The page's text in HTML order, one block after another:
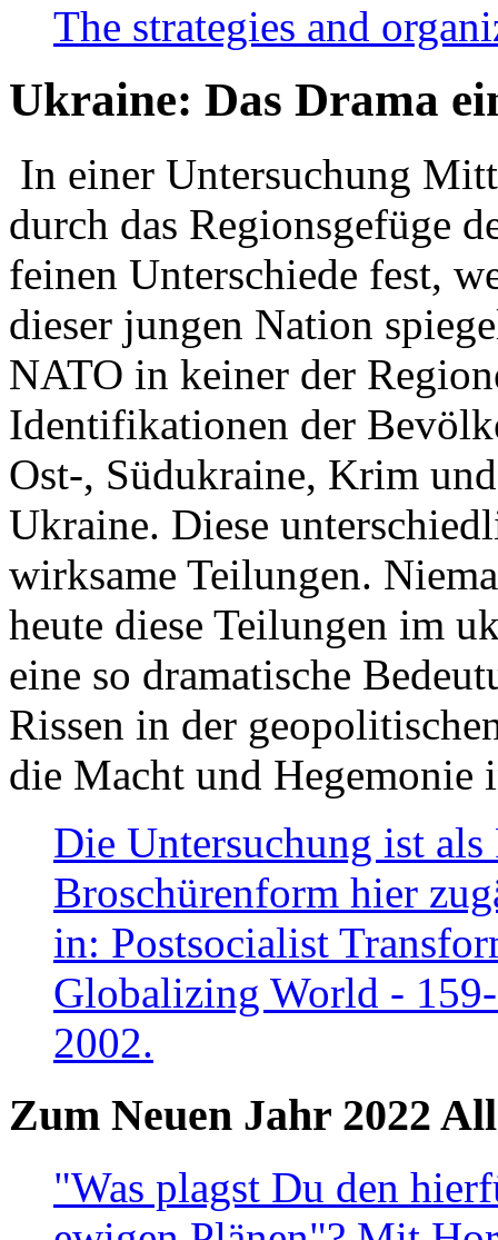
The strategies and
Ukraine: Das Drama
In einer Untersuchung
durch das Regionsgefüge
feinen Unterschiede fest,
dieser jungen Nation
NATO in keiner der
Identifikationen der
Ost-, Südukraine, Krim
Ukraine. Diese
wirksame Teilungen.
heute diese Teilungen im
eine so dramatische
Rissen in der
die Macht und Hegemonie
Die Untersuchung ist
Broschürenform hier
in: Postsocialist
Globalizing World -
2002.
Zum Neuen Jahr 2022
"Was plagst Du den